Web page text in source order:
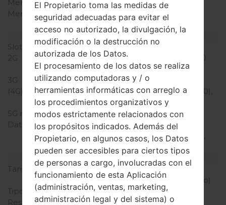
Memoria interna
4/8GB
Memoria externa
microSD, hasta 32 GB
(ranura dedicada)
Red y Datos
Slot de tarjeta
1 Micro-SIM
2G
GSM 850/900/1800/1900
MHz
3G
HSDPA 850/2100 MHz
(4G) LTE
LTE band 3(1800), 7(2600),
20(800)
5G network
-
Datos
GPRS, EDGE, UMTS,
HSDPA, HSUPA, HSPA+,
LTE, LTE-A
Pantalla
Tamaño de la pantalla
4.5 pulgadas (~68.2%
relación pantalla-cuerpo)
Tipo de Pantalla
IPS LCD
Resolución de Pantalla
480 x 800 píxeles (~207
El Propietario toma las medidas de
seguridad adecuadas para evitar el
acceso no autorizado, la divulgación, la
modificación o la destrucción no
autorizada de los Datos.
El procesamiento de los datos se realiza
utilizando computadoras y / o
herramientas informáticas con arreglo a
los procedimientos organizativos y
modos estrictamente relacionados con
los propósitos indicados. Además del
Propietario, en algunos casos, los Datos
pueden ser accesibles para ciertos tipos
de personas a cargo, involucradas con el
funcionamiento de esta Aplicación
(administración, ventas, marketing,
administración legal y del sistema) o